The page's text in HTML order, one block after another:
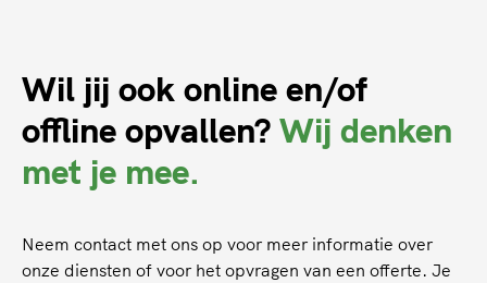
Wil jij ook online en/of
offline opvallen? Wij denken
met je mee.
Neem contact met ons op voor meer informatie over
onze diensten of voor het opvragen van een offerte. Je